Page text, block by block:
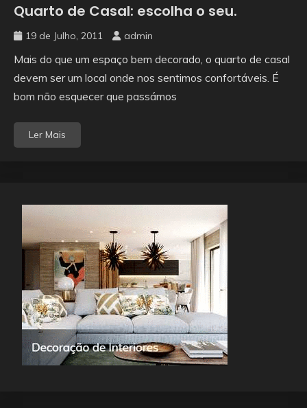
Quarto de Casal: escolha o seu.
19 de Julho, 2011 admin
Mais do que um espaço bem decorado, o quarto de casal
devem ser um local onde nos sentimos confortáveis. É
bom não esquecer que passámos
Ler Mais